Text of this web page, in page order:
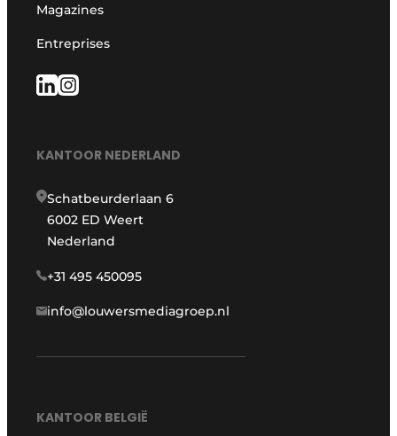
Magazines
Entreprises
KANTOOR NEDERLAND
Schatbeurderlaan 6
6002 ED Weert
Nederland
+31 495 450095
info@louwersmediagroep.nl
KANTOOR BELGIË